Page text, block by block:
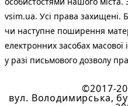
vsim.ua. Усі права захищені.
чи наступне поширення
електронних засобах
у разі письмового дозволу
©2017-
вул. Володимирська,